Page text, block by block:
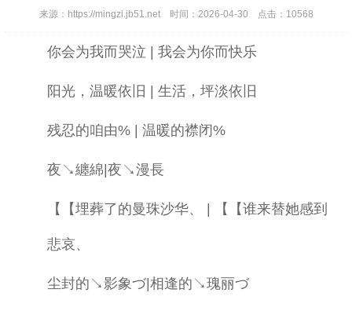
来源： https://mingzi.jb51.net 时间： 2026-04-30 点击： 10568
你会为我而哭泣 | 我会为你而快乐
阳光，温暖依旧 | 生活，坪淡依旧
残忍的咱由% | 温暖的襟闭%
夜↘纏綿|夜↘漫長
【【埋葬了的曼珠沙华、 | 【【谁来替她感到
悲哀、
尘封的↘影象づ|相逢的↘瑰丽づ